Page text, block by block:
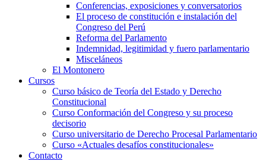
Conferencias, exposiciones y conversatorios
El proceso de constitución e instalación del
Congreso del Perú
Reforma del Parlamento
Indemnidad, legitimidad y fuero parlamentario
Misceláneos
El Montonero
Cursos
Curso básico de Teoría del Estado y Derecho
Constitucional
Curso Conformación del Congreso y su proceso
decisorio
Curso universitario de Derecho Procesal Parlamentario
Curso «Actuales desafíos constitucionales»
Contacto